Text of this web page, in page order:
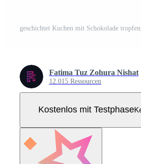
Fatima Tuz Zohura Nishat
12.015 Ressourcen
Kostenlos mit Testphase